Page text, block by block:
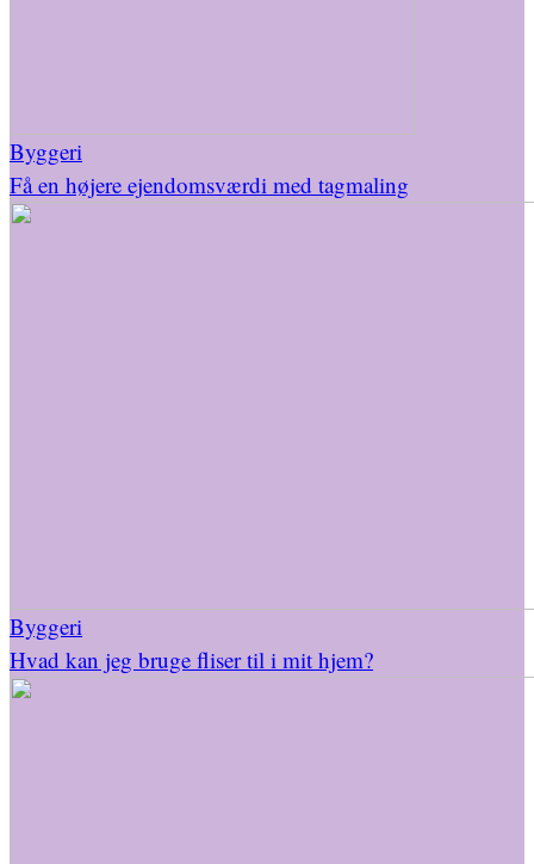
Byggeri
Få en højere ejendomsværdi med tagmaling
Byggeri
Hvad kan jeg bruge fliser til i mit hjem?